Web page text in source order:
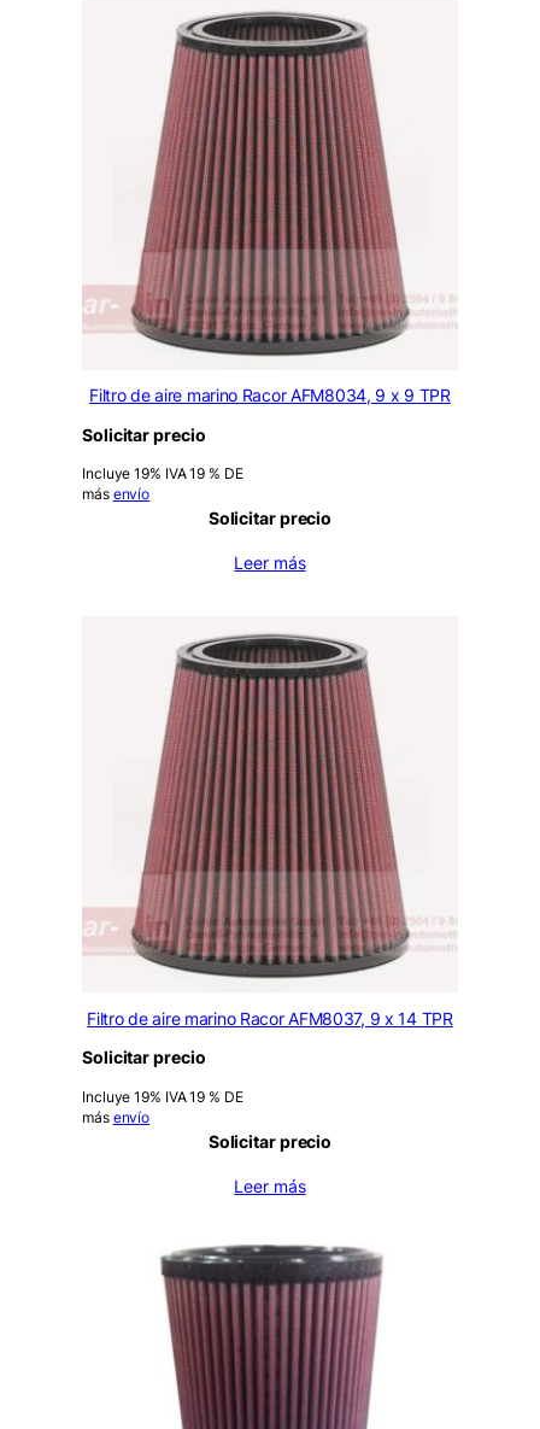
Filtro de aire marino Racor AFM8034, 9 x 9 TPR
Solicitar precio
Incluye 19% IVA 19 % DE
más envío
Solicitar precio
Leer más
Filtro de aire marino Racor AFM8037, 9 x 14 TPR
Solicitar precio
Incluye 19% IVA 19 % DE
más envío
Solicitar precio
Leer más